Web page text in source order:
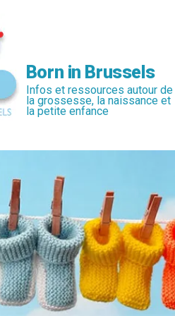
Born in Brussels
Infos et ressources autour de
la grossesse, la naissance et
la petite enfance